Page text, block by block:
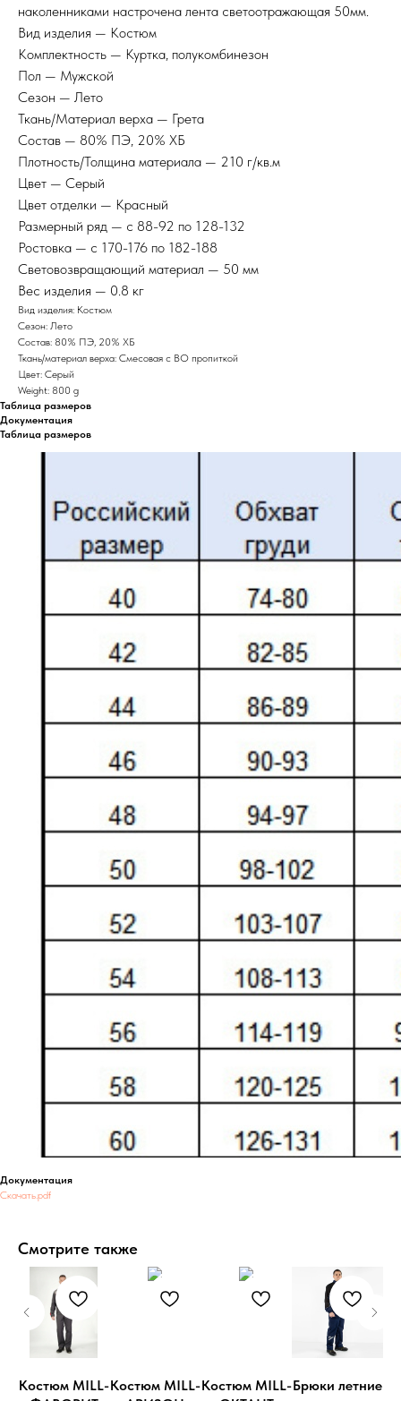
наколенниками настрочена лента светоотражающая 50мм.
Вид изделия — Костюм
Комплектность — Куртка, полукомбинезон
Пол — Мужской
Сезон — Лето
Ткань/Материал верха — Грета
Состав — 80% ПЭ, 20% ХБ
Плотность/Толщина материала — 210 г/кв.м
Цвет — Серый
Цвет отделки — Красный
Размерный ряд — с 88-92 по 128-132
Ростовка — с 170-176 по 182-188
Световозвращающий материал — 50 мм
Вес изделия — 0.8 кг
Вид изделия: Костюм
Сезон: Лето
Состав: 80% ПЭ, 20% ХБ
Ткань/материал верха: Смесовая с ВО пропиткой
Цвет: Серый
Weight: 800 g
Таблица размеров
Документация
Таблица размеров
Документация
Скачать.pdf
Смотрите также
Костюм MILL-Костюм MILL-Костюм MILL-Брюки летние